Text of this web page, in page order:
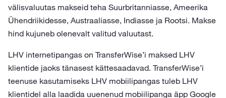
välisvaluutas makseid teha Suurbritanniasse, Ameerika
Ühendriikidesse, Austraaliasse, Indiasse ja Rootsi. Makse
hind kujuneb olenevalt valitud valuutast.
LHV internetipangas on TransferWise’i maksed LHV
klientide jaoks tänasest kättesaadavad. TransferWise’i
teenuse kasutamiseks LHV mobiilipangas tuleb LHV
klientidel alla laadida uuenenud mobiilipanga äpp Google